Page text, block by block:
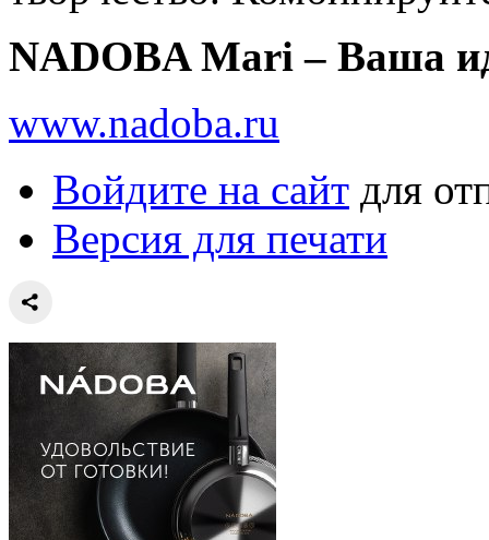
NADOBA Mari – Ваша
www.nadoba.ru
Войдите на сайт для
Версия для печати